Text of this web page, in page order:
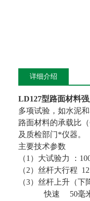
详细介绍
LD127型路面材料
多项试验，如水泥
路面材料的承载比
及质检部门*仪器。
主要技术参数
（1）大试验力 ：
（2）丝杆大行程
（3）丝杆上升（下
快速 50毫